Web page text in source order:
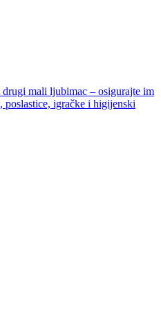
mali ljubimac – osigurajte im
poslastice, igračke i higijenski